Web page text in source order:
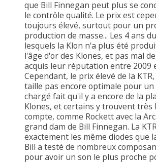
que Bill Finnegan peut plus se
le contrôle qualité. Le prix est
toujours élevé, surtout pour un
production de masse... Les 4 ans
lesquels la Klon n'a plus été
l'âge d'or des Klones, et pas mal
acquis leur réputation entre 2009
Cependant, le prix élevé de la
taille pas encore optimale pour
chargé fait qu'il y a encore de la
Klones, et certains y trouvent très
compte, comme Rockett avec la
grand dam de Bill Finnegan. La
exactement les même diodes que
Bill a testé de nombreux
pour avoir un son le plus proche